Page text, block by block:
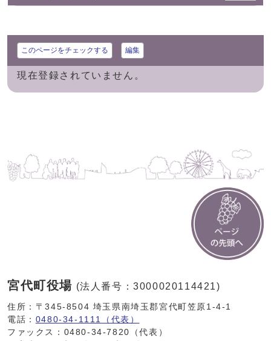
このページをチェックする 編集
現在登録されていません。
宮代町役場 (法人番号：3000020114421)
住所：〒345-8504 埼玉県南埼玉郡宮代町笠原1-4-1
電話： 0480-34-1111（代表）
ファックス：0480-34-7820（代表）